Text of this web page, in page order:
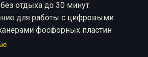
отдыха до 30 минут.
для работы с цифровыми
фосфорных пластин